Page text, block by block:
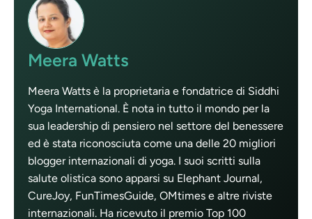
Meera Watts
Meera Watts è la proprietaria e fondatrice di Siddhi
Yoga International. È nota in tutto il mondo per la
sua leadership di pensiero nel settore del benessere
ed è stata riconosciuta come una delle 20 migliori
blogger internazionali di yoga. I suoi scritti sulla
salute olistica sono apparsi su Elephant Journal,
CureJoy, FunTimesGuide, OMtimes e altre riviste
internazionali. Ha ricevuto il premio Top 100